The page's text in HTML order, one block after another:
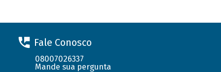
Fale Conosco
08007026337
Mande sua pergunta